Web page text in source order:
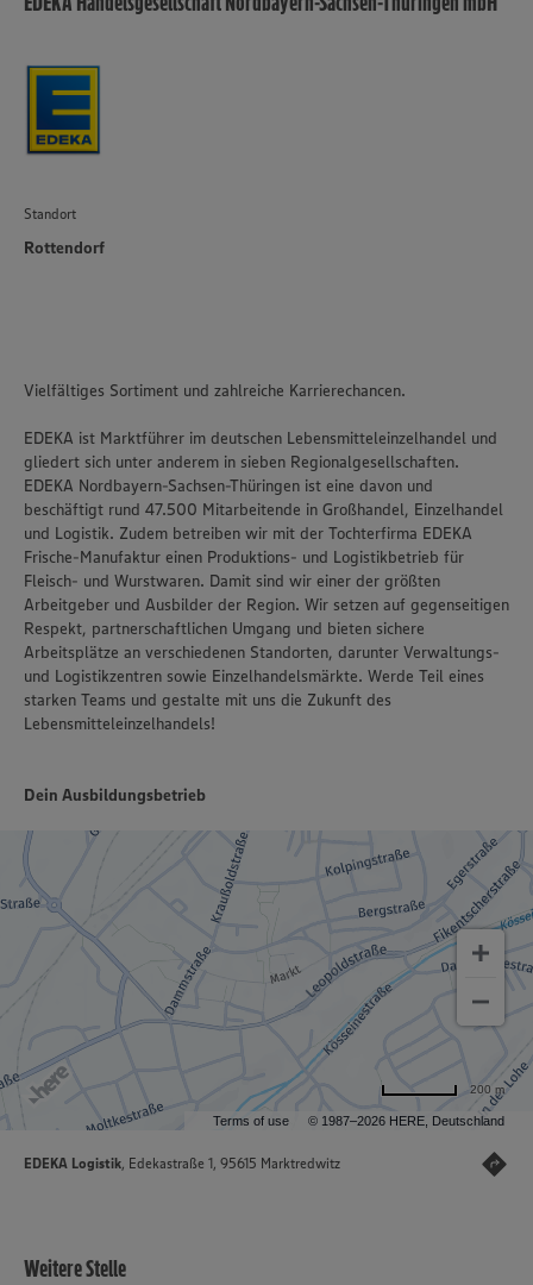
Standort
Rottendorf
Vielfältiges Sortiment und zahlreiche Karrierechancen.
EDEKA ist Marktführer im deutschen Lebensmitteleinzelhandel und
gliedert sich unter anderem in sieben Regionalgesellschaften.
EDEKA Nordbayern-Sachsen-Thüringen ist eine davon und
beschäftigt rund 47.500 Mitarbeitende in Großhandel, Einzelhandel
und Logistik. Zudem betreiben wir mit der Tochterfirma EDEKA
Frische-Manufaktur einen Produktions- und Logistikbetrieb für
Fleisch- und Wurstwaren. Damit sind wir einer der größten
Arbeitgeber und Ausbilder der Region. Wir setzen auf gegenseitigen
Respekt, partnerschaftlichen Umgang und bieten sichere
Arbeitsplätze an verschiedenen Standorten, darunter Verwaltungs-
und Logistikzentren sowie Einzelhandelsmärkte. Werde Teil eines
starken Teams und gestalte mit uns die Zukunft des
Lebensmitteleinzelhandels!
Dein Ausbildungsbetrieb
Terms of use © 1987–2026 HERE, Deutschland
200 m
EDEKA Logistik, Edekastraße 1, 95615 Marktredwitz
Weitere Stelle